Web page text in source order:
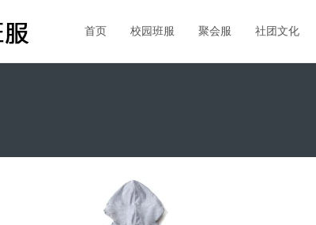
首页 校园班服 聚会服 社团文化